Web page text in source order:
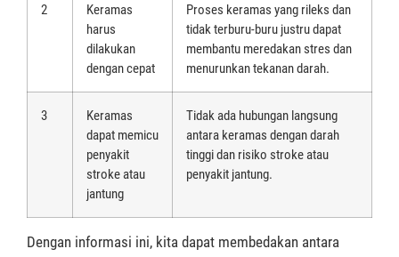
2
Keramas
harus
dilakukan
dengan cepat
Proses keramas yang rileks dan
tidak terburu-buru justru dapat
membantu meredakan stres dan
menurunkan tekanan darah.
3
Keramas
dapat memicu
penyakit
stroke atau
jantung
Tidak ada hubungan langsung
antara keramas dengan darah
tinggi dan risiko stroke atau
penyakit jantung.
Dengan informasi ini, kita dapat membedakan antara